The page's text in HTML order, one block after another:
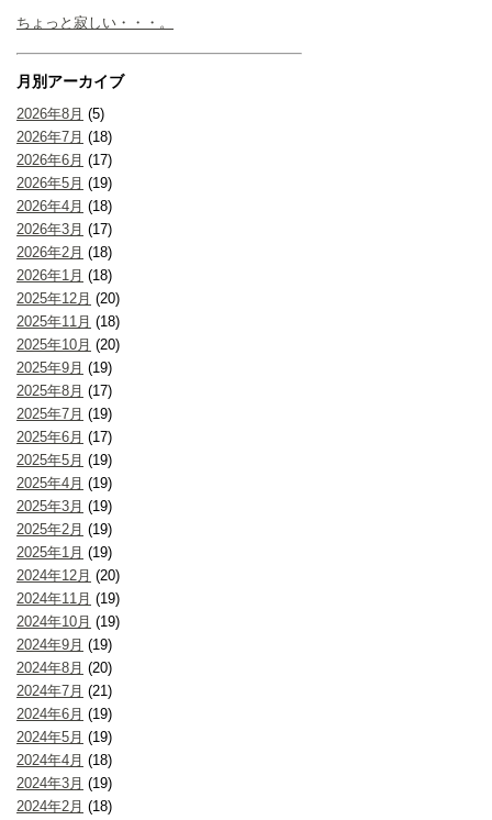
ちょっと寂しい・・・。
月別アーカイブ
2026年8月 (5)
2026年7月 (18)
2026年6月 (17)
2026年5月 (19)
2026年4月 (18)
2026年3月 (17)
2026年2月 (18)
2026年1月 (18)
2025年12月 (20)
2025年11月 (18)
2025年10月 (20)
2025年9月 (19)
2025年8月 (17)
2025年7月 (19)
2025年6月 (17)
2025年5月 (19)
2025年4月 (19)
2025年3月 (19)
2025年2月 (19)
2025年1月 (19)
2024年12月 (20)
2024年11月 (19)
2024年10月 (19)
2024年9月 (19)
2024年8月 (20)
2024年7月 (21)
2024年6月 (19)
2024年5月 (19)
2024年4月 (18)
2024年3月 (19)
2024年2月 (18)